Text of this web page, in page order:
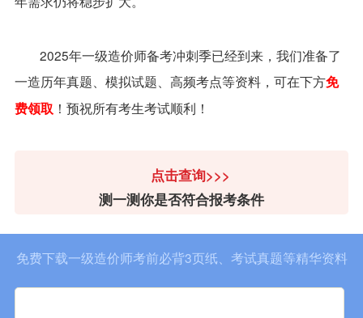
2025年一级造价师备考冲刺季已经到来，我们准备了
一造历年真题、模拟试题、高频考点等资料，可在下方免
费领取 ！预祝所有考生考试顺利！
点击查询>>>
测一测你是否符合报考条件
免费下载一级造价师考前必背3页纸、考试真题等精华资料